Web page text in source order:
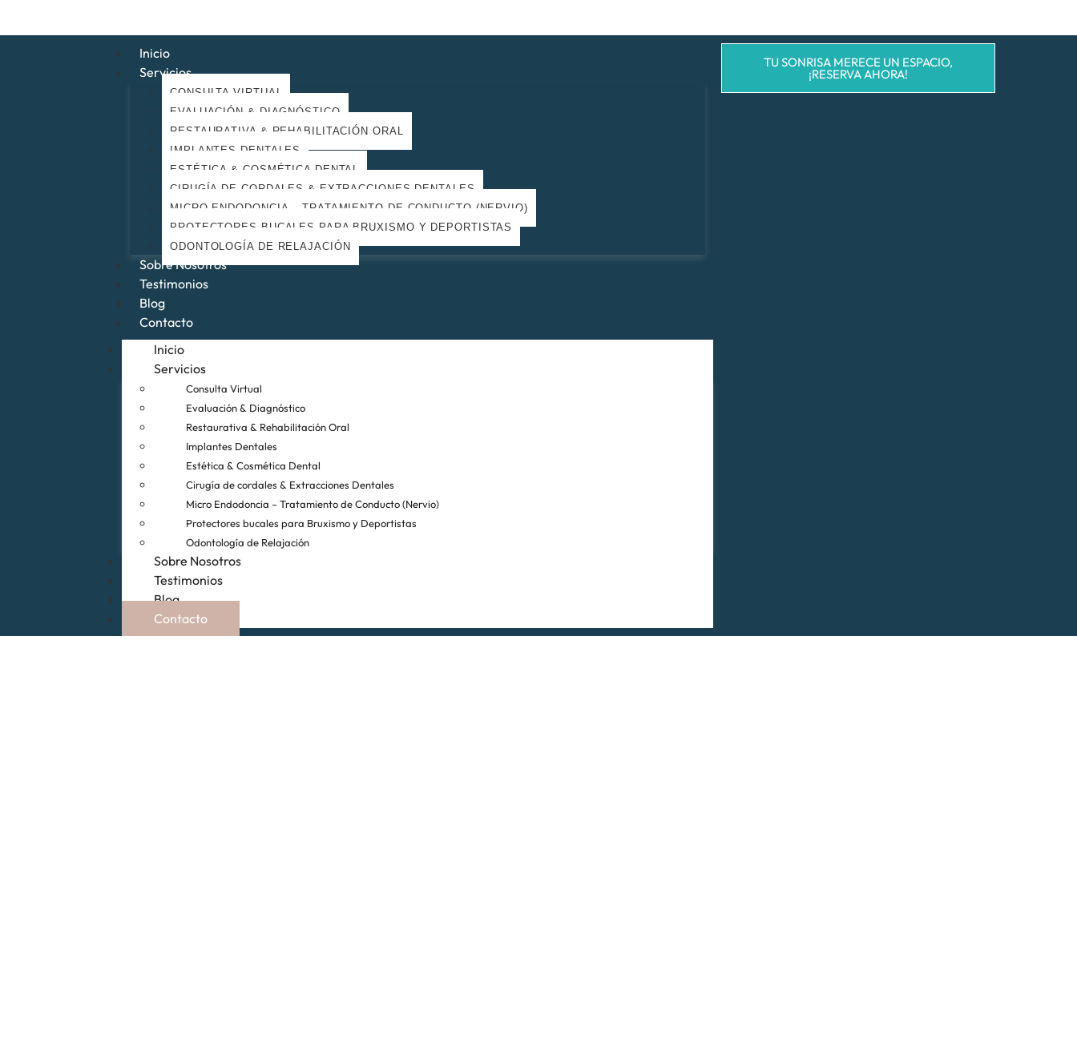
Inicio
Servicios
CONSULTA VIRTUAL
EVALUACIÓN & DIAGNÓSTICO
RESTAURATIVA & REHABILITACIÓN ORAL
IMPLANTES DENTALES
ESTÉTICA & COSMÉTICA DENTAL
CIRUGÍA DE CORDALES & EXTRACCIONES DENTALES
MICRO ENDODONCIA – TRATAMIENTO DE CONDUCTO (NERVIO)
PROTECTORES BUCALES PARA BRUXISMO Y DEPORTISTAS
ODONTOLOGÍA DE RELAJACIÓN
Sobre Nosotros
Testimonios
Blog
Contacto
Inicio
Servicios
Consulta Virtual
Evaluación & Diagnóstico
Restaurativa & Rehabilitación Oral
Implantes Dentales
Estética & Cosmética Dental
Cirugía de cordales & Extracciones Dentales
Micro Endodoncia – Tratamiento de Conducto (Nervio)
Protectores bucales para Bruxismo y Deportistas
Odontología de Relajación
Sobre Nosotros
Testimonios
Blog
Contacto
TU SONRISA MERECE UN ESPACIO,
¡RESERVA AHORA!